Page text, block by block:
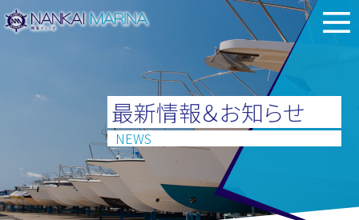
最新情報＆お知らせ
NEWS